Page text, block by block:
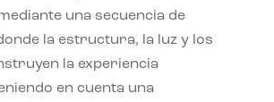
una secuencia de
la estructura, la luz y los
la experiencia
en cuenta una